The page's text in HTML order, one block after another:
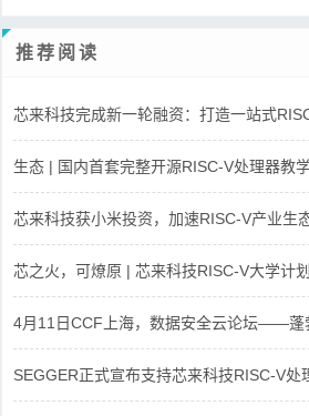
推荐阅读
芯来科技完成新一轮融资：打造一站式
生态 | 国内首套完整开源RISC-V处理器教
芯来科技获小米投资，加速RISC-V产业生
芯之火，可燎原 | 芯来科技RISC-V大学计划
4月11日CCF上海，数据安全云论坛——蓬
SEGGER正式宣布支持芯来科技RISC-V处